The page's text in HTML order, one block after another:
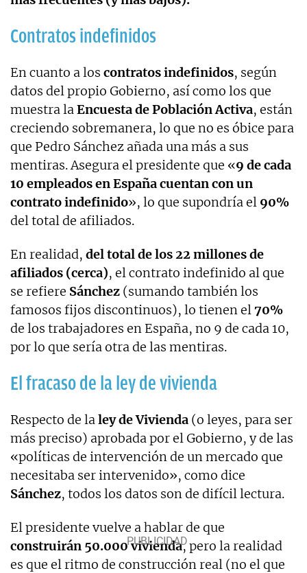
Contratos indefinidos
En cuanto a los contratos indefinidos, según
datos del propio Gobierno, así como los que
muestra laEncuesta de Población Activa, están
creciendo sobremanera, lo que no es óbice para
que Pedro Sánchez añada una más a sus
mentiras. Asegura el presidente que «9 de cada
10 empleados en España cuentan con un
contrato indefinido», lo que supondría el 90%
del total de afiliados.
En realidad, del total de los 22 millones de
afiliados (cerca), el contrato indefinido al que
se refiere Sánchez (sumando también los
famosos fijos discontinuos), lo tienen el70%
de los trabajadores en España, no 9 de cada 10,
por lo que sería otra de las mentiras.
El fracaso de la ley de vivienda
Respecto de laley de Vivienda (o leyes, para ser
más preciso) aprobada por el Gobierno, y de las
«políticas de intervención de un mercado que
necesitaba ser intervenido», como dice
Sánchez, todos los datos son de difícil lectura.
El presidente vuelve a hablar de que
construirán 50.000 vivienda, pero la realidad
es que el ritmo de construcción real (no el que